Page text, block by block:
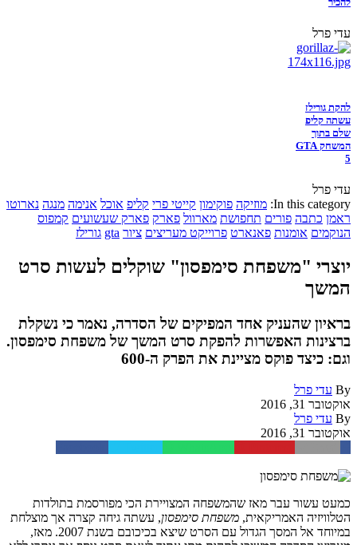
עדי פרל
להקת גורילז
עשתה קליפ
שלם בתוך
המשחק GTA
5
עדי פרל
In this category: מוזיקה פוקימון קייטי פרי קליפ אוכל אנימה מנגה נארוטו
ראמן כתבה פורים תחפושת מארוול פארק פארק שעשועים קמפוס
הנוקמים אומנות פאנארט פרוייקט מעריצים ציור gta גורילז
יוצרי "משפחת סימפסון" שוקלים לעשות סרט
המשך
בראיון שהעניק אחד המפיקים של הסדרה, נאמר כי נשקלת
ברצינות האפשרות להפקת סרט המשך של משפחת סימפסון.
וגם: כיצד פוקס מציינת את הפרק ה-600
By עדי פרל
אוקטובר 31, 2016
By עדי פרל
אוקטובר 31, 2016
כמעט עשור עבר מאז שהמשפחה המצויירת הכי מפורסמת בתולדות
הטלוויזיה האמריקאית, משפחת סימפסון, עשתה גיחה קצרה אך מוצלחת
במיוחד אל המסך הגדול עם הסרט שיצא בכיכובם בשנת 2007. מאז,